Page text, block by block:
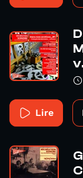
Lire